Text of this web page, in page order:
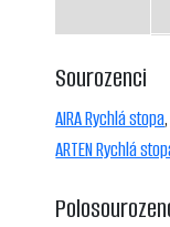
Sourozenci
AIRA Rychlá stopa
ARTEN Rychlá